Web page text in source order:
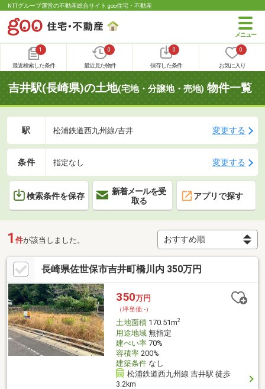
NTTグループ運営の不動産総合サイト goo住宅・不動産
1
最近検索した条件
0
最近見た物件
0
保存した条件
0
お気に入り
吉井駅(長崎県)の土地(宅地・分譲地・売地) 物件一覧
駅 松浦鉄道西九州線/吉井 変更する
条件 指定なし 変更する
検索条件を保存
新着メールを受
取る
アプリで探す
1 件が該当しました。
長崎県佐世保市吉井町橋川内 350万円
350万円
（坪単価:-）
土地面積170.51m2
用途地域無指定
建ぺい率70%
容積率200%
建築条件なし
松浦鉄道西九州線 吉井駅 徒歩
3.2km